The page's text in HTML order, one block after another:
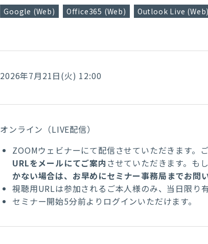
Google (Web) Office365 (Web) Outlook Live (Web)
2026年7月21日(火) 12:00
オンライン（LIVE配信）
ZOOMウェビナーにて配信させていただきます。
URLをメールにてご案内 させていただきます。もし
かない場合は、お早めにセミナー事務局までお問
視聴用URLは参加されるご本人様のみ、当日限り有
セミナー開始5分前よりログインいただけます。